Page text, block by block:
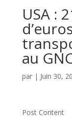
USA :
au
par | Juin 30,
Post Content